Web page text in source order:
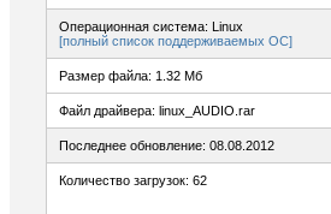
Операционная система: Linux
[полный список поддерживаемых ОС]
Размер файла: 1.32 Мб
Файл драйвера: linux_AUDIO.rar
Последнее обновление: 08.08.2012
Количество загрузок: 62